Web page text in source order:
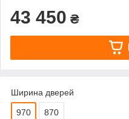
43 450 ₴
Ширина дверей
970 870